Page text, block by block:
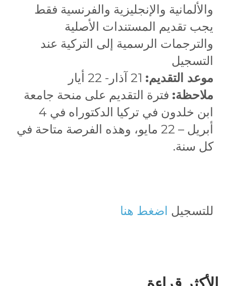
والألمانية والإنجليزية والفرنسية فقط
يجب تقديم المستندات الأصلية
والترجمات الرسمية إلى التركية عند
التسجيل
موعد التقديم:
ملاحظة: فترة التقديم على منحة جامعة
ابن خلدون في تركيا الدكتوراه في 4
أبريل – 22 مايو، وهذه الفرصة متاحة في
كل سنة.
للتسجيل اضغط هنا